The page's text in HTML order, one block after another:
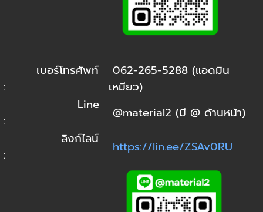
เบอร์โทรศัพท์
:
062-265-5288 (แอดมิน
เหมียว)
Line
:
@material2 (มี @ ด้านหน้า)
ลิงก์ไลน์
:
https://lin.ee/ZSAv0RU